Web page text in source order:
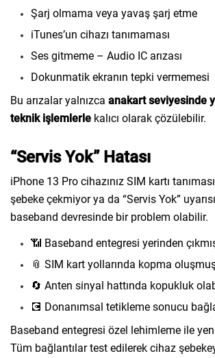
Şarj olmama veya yavaş şarj etme
iTunes’un cihazı tanımaması
Ses gitmeme – Audio IC arızası
Dokunmatik ekranın tepki vermemesi
Bu arızalar yalnızca anakart seviyesinde
teknik işlemlerle kalıcı olarak çözülebilir.
“Servis Yok” Hatası
iPhone 13 Pro cihazınız SIM kartı
şebeke çekmiyor ya da “Servis Yok”
baseband devresinde bir problem olabilir.
📶 Baseband entegresi yerinden
📎 SIM kart yollarında kopma
🔄 Anten sinyal hattında kopukluk
💽 Donanımsal tetikleme sonucu
Baseband entegresi özel lehimleme ile
Tüm bağlantılar test edilerek cihaz